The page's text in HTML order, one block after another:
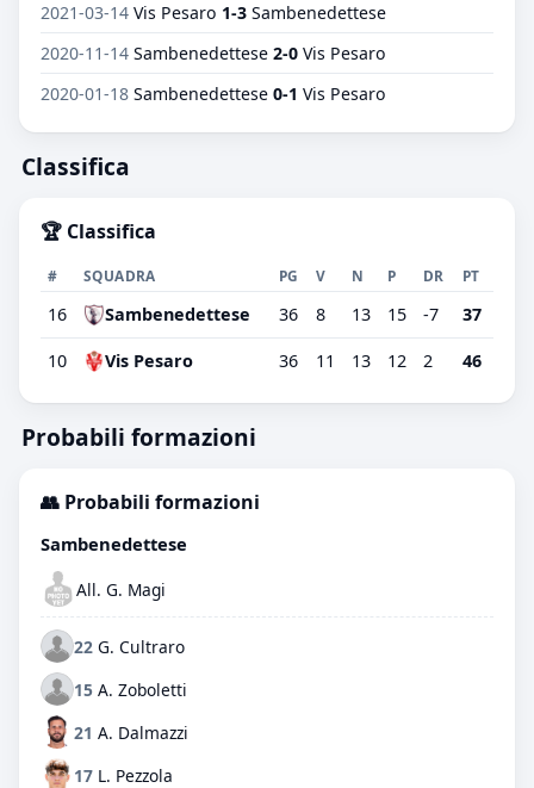
2021-03-14 Vis Pesaro 1-3 Sambenedettese
2020-11-14 Sambenedettese 2-0 Vis Pesaro
2020-01-18 Sambenedettese 0-1 Vis Pesaro
Classifica
🏆 Classifica
# SQUADRA PG V N P DR PT
16 Sambenedettese 36 8 13 15 -7 37
10 Vis Pesaro 36 11 13 12 2 46
Probabili formazioni
👥 Probabili formazioni
Sambenedettese
All. G. Magi
22 G. Cultraro
15 A. Zoboletti
21 A. Dalmazzi
17 L. Pezzola